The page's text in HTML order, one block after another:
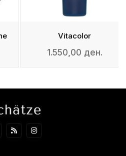
Vitacolor
1.550,00 ден.